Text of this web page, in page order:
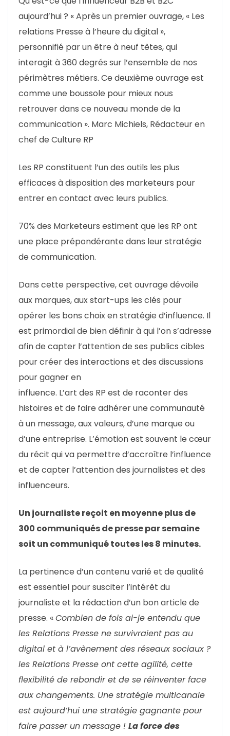
aujourd’hui ? « Après un premier ouvrage, « Les
relations Presse à l’heure du digital »,
personnifié par un être à neuf têtes, qui
interagit à 360 degrés sur l’ensemble de nos
périmètres métiers. Ce deuxième ouvrage est
comme une boussole pour mieux nous
retrouver dans ce nouveau monde de la
communication ». Marc Michiels, Rédacteur en
chef de Culture RP
Les RP constituent l’un des outils les plus
efficaces à disposition des marketeurs pour
entrer en contact avec leurs publics.
70% des Marketeurs estiment que les RP ont
une place prépondérante dans leur stratégie
de communication.
Dans cette perspective, cet ouvrage dévoile
aux marques, aux start-ups les clés pour
opérer les bons choix en stratégie d’influence. Il
est primordial de bien définir à qui l’on s’adresse
afin de capter l’attention de ses publics cibles
pour créer des interactions et des discussions
pour gagner en
influence. L’art des RP est de raconter des
histoires et de faire adhérer une communauté
à un message, aux valeurs, d’une marque ou
d’une entreprise. L’émotion est souvent le cœur
du récit qui va permettre d’accroître l’influence
et de capter l’attention des journalistes et des
influenceurs.
Un journaliste reçoit en moyenne plus de
300 communiqués de presse par semaine
soit un communiqué toutes les 8 minutes.
La pertinence d’un contenu varié et de qualité
est essentiel pour susciter l’intérêt du
journaliste et la rédaction d’un bon article de
presse. «Combien de fois ai-je entendu que
les Relations Presse ne survivraient pas au
digital et à l’avènement des réseaux sociaux ?
les Relations Presse ont cette agilité, cette
flexibilité de rebondir et de se réinventer face
aux changements. Une stratégie multicanale
est aujourd’hui une stratégie gagnante pour
faire passer un message ! La force des